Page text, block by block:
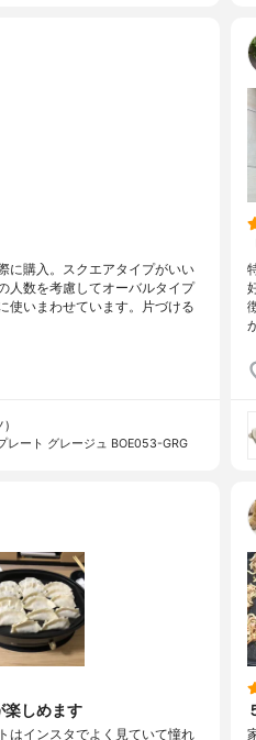
に購入。スクエアタイプがいい
人数を考慮してオーバルタイプ
使いまわせています。片づける
)
レート グレージュ BOE053-GRG
楽しめます
はインスタでよく見ていて憧れ